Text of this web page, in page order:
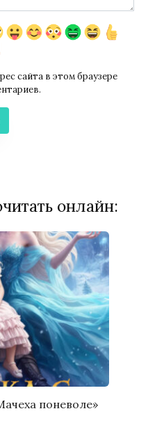
сайта в этом браузере
онлайн:
поневоле»